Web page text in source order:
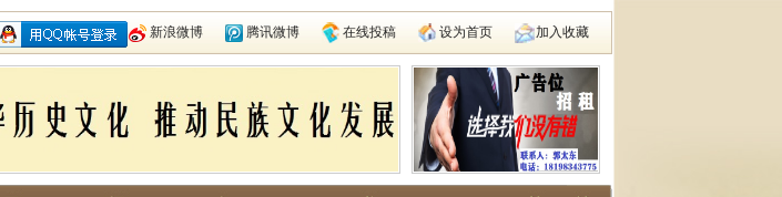
新浪微博 腾讯微博 在线投稿 设为首页 加入收藏